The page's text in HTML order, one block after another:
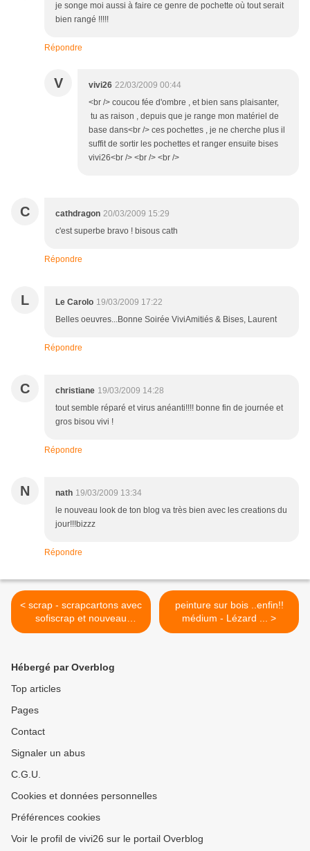
je songe moi aussi à faire ce genre de pochette où tout serait
bien rangé !!!!!
Répondre
V vivi26 22/03/2009 00:44
<br /> coucou fée d'ombre , et bien sans plaisanter,
tu as raison , depuis que je range mon matériel de
base dans<br /> ces pochettes , je ne cherche plus il
suffit de sortir les pochettes et ranger ensuite bises
vivi26<br /> <br /> <br />
C cathdragon 20/03/2009 15:29
c'est superbe bravo ! bisous cath
Répondre
L Le Carolo 19/03/2009 17:22
Belles oeuvres...Bonne Soirée ViviAmitiés & Bises, Laurent
Répondre
C christiane 19/03/2009 14:28
tout semble réparé et virus anéanti!!!! bonne fin de journée et
gros bisou vivi !
Répondre
N nath 19/03/2009 13:34
le nouveau look de ton blog va très bien avec les creations du
jour!!!bizzz
Répondre
< scrap - scrapcartons avec
sofiscrap et nouveau
changement de fond
peinture sur bois ..enfin!!
médium - Lézard ... >
Hébergé par Overblog
Top articles
Pages
Contact
Signaler un abus
C.G.U.
Cookies et données personnelles
Préférences cookies
Voir le profil de vivi26 sur le portail Overblog